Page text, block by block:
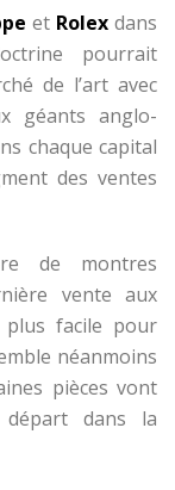
et Rolex dans
pourrait
de l’art avec
géants anglo-
chaque capital
des ventes
de montres
vente aux
plus facile pour
néanmoins
pièces vont
dans la